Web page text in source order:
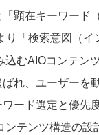
顕在キーワード
り「検索意図（イ
込むAIOコンテン
れ、ユーザーを
ード選定と優先
ンテンツ構造の設